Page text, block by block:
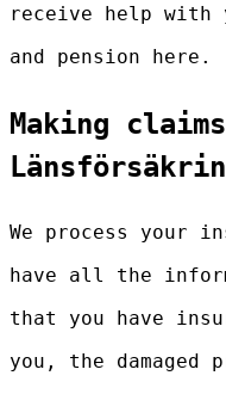
receive help with
and pension here.
Making
We process your
have all the
that you have
you, the damaged